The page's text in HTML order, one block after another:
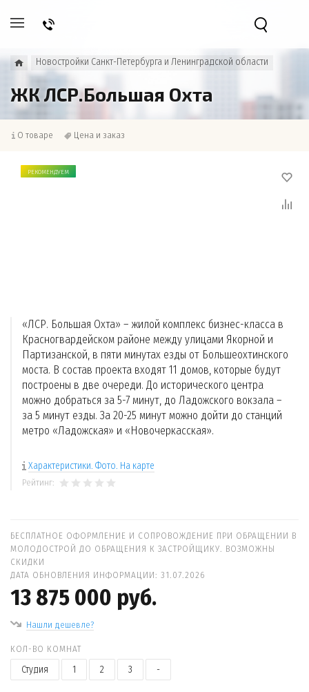
Новостройки Санкт-Петербурга и Ленинградской области
ЖК ЛСР.Большая Охта
О товаре Цена и заказ
РЕКОМЕНДУЕМ
«ЛСР. Большая Охта» – жилой комплекс бизнес-класса в
Красногвардейском районе между улицами Якорной и
Партизанской, в пяти минутах езды от Большеохтинского
моста. В состав проекта входят 11 домов, которые будут
построены в две очереди. До исторического центра
можно добраться за 5-7 минут, до Ладожского вокзала –
за 5 минут езды. За 20-25 минут можно дойти до станций
метро «Ладожская» и «Новочеркасская».
Характеристики. Фото. На карте
Рейтинг:
БЕСПЛАТНОЕ ОФОРМЛЕНИЕ И СОПРОВОЖДЕНИЕ ПРИ ОБРАЩЕНИИ В
МОЛОДОСТРОЙ ДО ОБРАЩЕНИЯ К ЗАСТРОЙЩИКУ. ВОЗМОЖНЫ
СКИДКИ
ДАТА ОБНОВЛЕНИЯ ИНФОРМАЦИИ: 31.07.2026
13 875 000 руб.
Нашли дешевле?
КОЛ-ВО КОМНАТ
Студия 1 2 3 -